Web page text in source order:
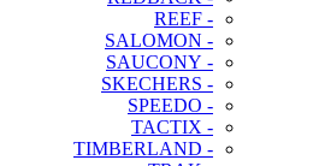
- REEF
- SALOMON
- SAUCONY
- SKECHERS
- SPEEDO
- TACTIX
- TIMBERLAND